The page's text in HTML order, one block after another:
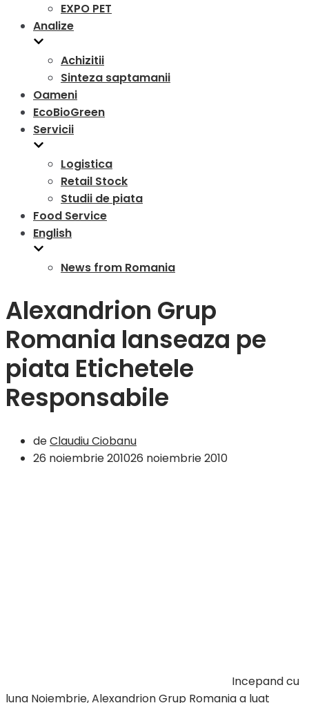
EXPO PET
Analize
Achizitii
Sinteza saptamanii
Oameni
EcoBioGreen
Servicii
Logistica
Retail Stock
Studii de piata
Food Service
English
News from Romania
Alexandrion Grup
Romania lanseaza pe
piata Etichetele
Responsabile
deClaudiu Ciobanu
26 noiembrie 201026 noiembrie 2010
Incepand cu
luna Noiembrie, Alexandrion Grup Romania a luat